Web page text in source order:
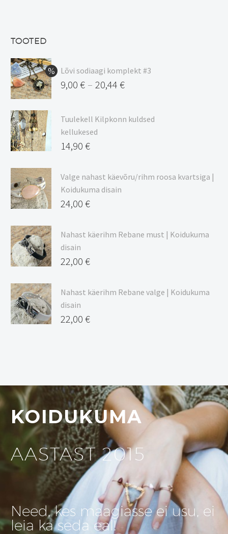
TOOTED
Lõvi sodiaagi komplekt #3
9,00 € – 20,44 €
9,00 €
kuni
20,44 €
Tuulekell Kilpkonn kuldsed
kellukesed
14,90 €
Valge nahast käevõru/rihm roosa kvartsiga |
Koidukuma disain
24,00 €
Nahast käerihm Rebane must | Koidukuma
disain
22,00 €
Nahast käerihm Rebane valge | Koidukuma
disain
22,00 €
KOIDUKUMA
AASTAST 2015
Need, kes maagiasse ei usu, ei
leia ka seda eal!